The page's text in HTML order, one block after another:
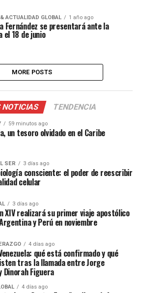
ACTUALIDAD GLOBAL 1 año ago
Fernández se presentará ante la
el 18 de junio
MORE POSTS
NOTICIAS TENDENCIA
59 minutos ago
un tesoro olvidado en el Caribe
SER 3 días ago
consciente: el poder de reescribir
celular
3 días ago
XIV realizará su primer viaje apostólico
y Perú en noviembre
4 días ago
qué está confirmado y qué
tras la llamada entre Jorge
Dinorah Figuera
4 días ago